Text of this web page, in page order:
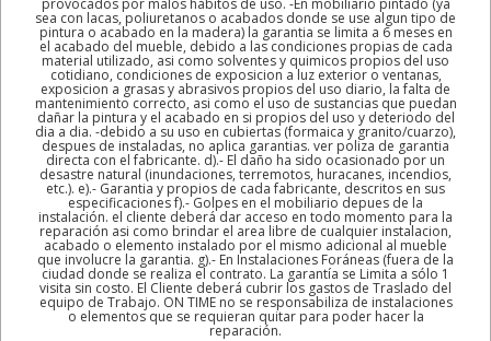
sea con lacas, poliuretanos o acabados donde se use algun tipo de
pintura o acabado en la madera) la garantia se limita a 6 meses en
el acabado del mueble, debido a las condiciones propias de cada
material utilizado, asi como solventes y quimicos propios del uso
cotidiano, condiciones de exposicion a luz exterior o ventanas,
exposicion a grasas y abrasivos propios del uso diario, la falta de
mantenimiento correcto, asi como el uso de sustancias que puedan
dañar la pintura y el acabado en si propios del uso y deteriodo del
dia a dia. -debido a su uso en cubiertas (formaica y granito/cuarzo),
despues de instaladas, no aplica garantias. ver poliza de garantia
directa con el fabricante. d).- El daño ha sido ocasionado por un
desastre natural (inundaciones, terremotos, huracanes, incendios,
etc.). e).- Garantia y propios de cada fabricante, descritos en sus
especificaciones f).- Golpes en el mobiliario depues de la
instalación. el cliente deberá dar acceso en todo momento para la
reparación asi como brindar el area libre de cualquier instalacion,
acabado o elemento instalado por el mismo adicional al mueble
que involucre la garantia. g).- En Instalaciones Foráneas (fuera de la
ciudad donde se realiza el contrato. La garantía se Limita a sólo 1
visita sin costo. El Cliente deberá cubrir los gastos de Traslado del
equipo de Trabajo. ON TIME no se responsabiliza de instalaciones
o elementos que se requieran quitar para poder hacer la
reparación.